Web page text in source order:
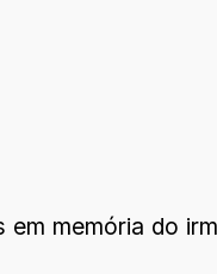
memória do